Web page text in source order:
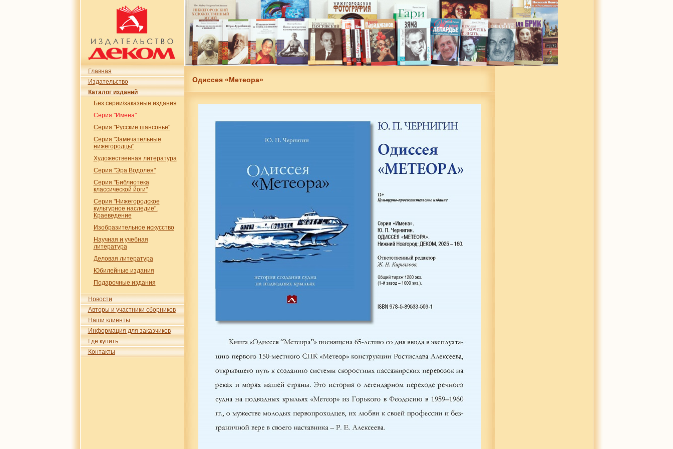
Главная
Издательство
Каталог изданий
Без серии/заказные издания
Серия "Имена"
Серия "Русские шансонье"
Серия "Замечательные
нижегородцы"
Художественная литература
Серия "Эра Водолея"
Серия "Библиотека
классической йоги"
Серия "Нижегородское
культурное наследие".
Краеведение
Изобразительное искусство
Научная и учебная
литература
Деловая литература
Юбилейные издания
Подарочные издания
Новости
Авторы и участники сборников
Наши клиенты
Информация для заказчиков
Где купить
Контакты
Одиссея «Метеора»